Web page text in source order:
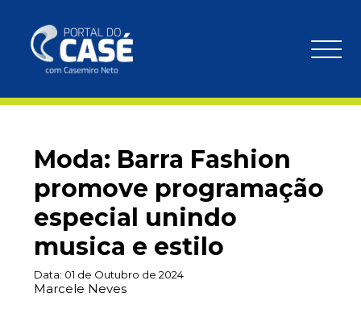
Moda: Barra Fashion
promove programação
especial unindo
musica e estilo
Data: 01 de Outubro de 2024
Marcele Neves